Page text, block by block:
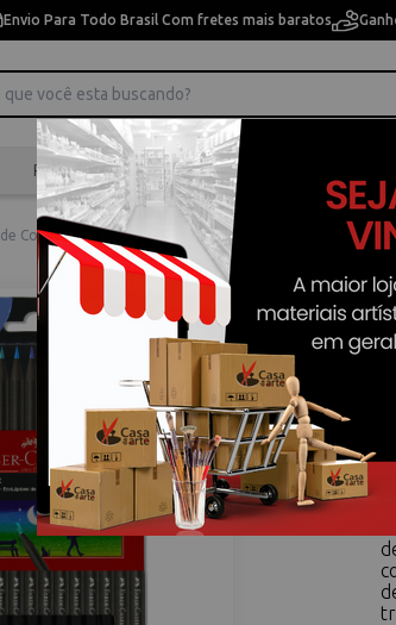
Envio Para Todo Brasil Com fretes mais baratos
Pincéis Desenho
Cor Ecolápis Supersoft 15 Cores Frias Faber-castell -